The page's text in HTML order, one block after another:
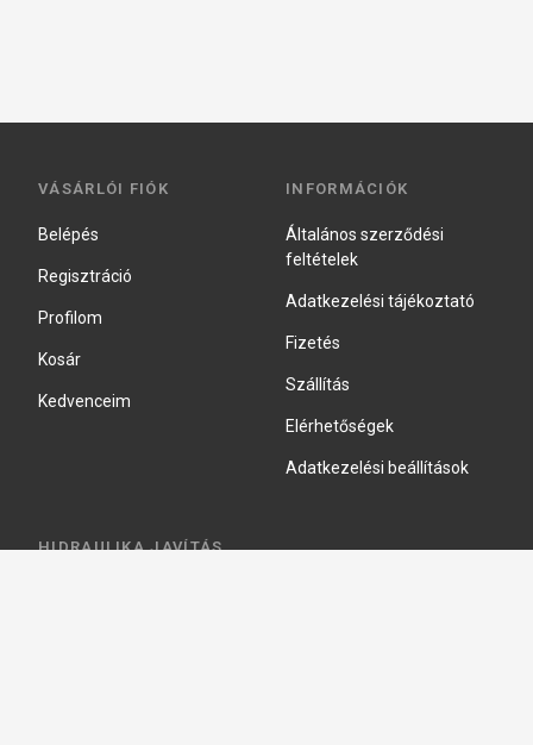
VÁSÁRLÓI FIÓK
Belépés
Regisztráció
Profilom
Kosár
Kedvenceim
INFORMÁCIÓK
Általános szerződési
feltételek
Adatkezelési tájékoztató
Fizetés
Szállítás
Elérhetőségek
Adatkezelési beállítások
HIDRAULIKA JAVÍTÁS